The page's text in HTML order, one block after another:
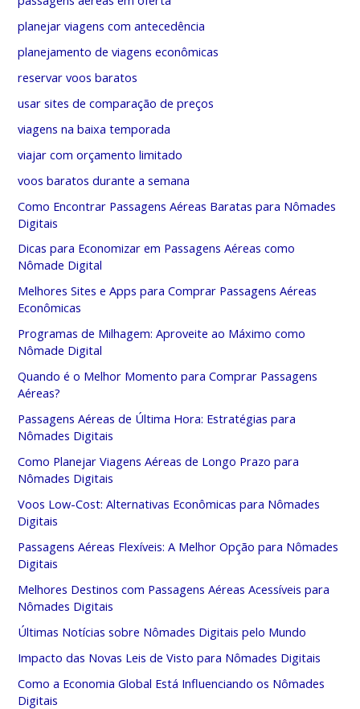
planejar viagens com antecedência
planejamento de viagens econômicas
reservar voos baratos
usar sites de comparação de preços
viagens na baixa temporada
viajar com orçamento limitado
voos baratos durante a semana
Como Encontrar Passagens Aéreas Baratas para Nômades
Digitais
Dicas para Economizar em Passagens Aéreas como
Nômade Digital
Melhores Sites e Apps para Comprar Passagens Aéreas
Econômicas
Programas de Milhagem: Aproveite ao Máximo como
Nômade Digital
Quando é o Melhor Momento para Comprar Passagens
Aéreas?
Passagens Aéreas de Última Hora: Estratégias para
Nômades Digitais
Como Planejar Viagens Aéreas de Longo Prazo para
Nômades Digitais
Voos Low-Cost: Alternativas Econômicas para Nômades
Digitais
Passagens Aéreas Flexíveis: A Melhor Opção para Nômades
Digitais
Melhores Destinos com Passagens Aéreas Acessíveis para
Nômades Digitais
Últimas Notícias sobre Nômades Digitais pelo Mundo
Impacto das Novas Leis de Visto para Nômades Digitais
Como a Economia Global Está Influenciando os Nômades
Digitais